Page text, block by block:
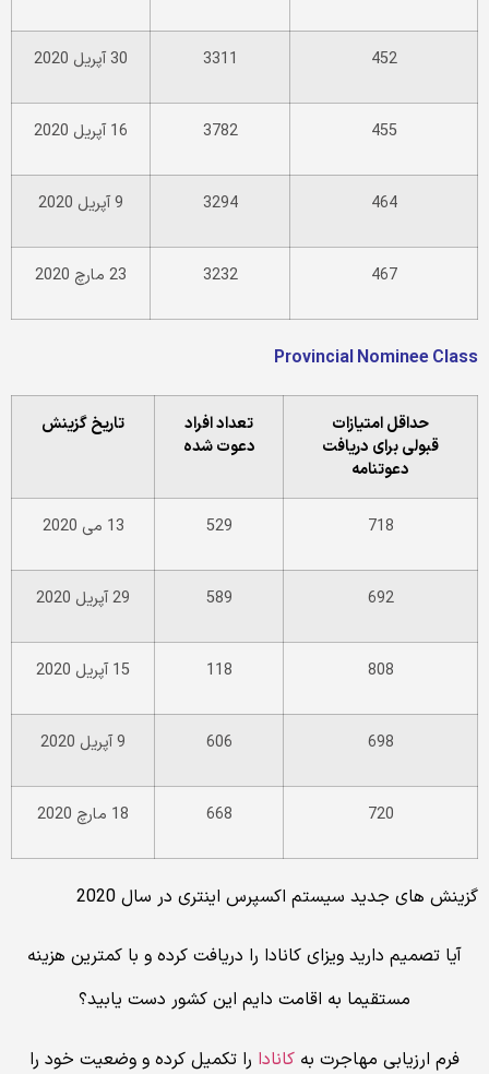
30 آپریل 2020 3311 452
16 آپریل 2020 3782 455
9 آپریل 2020 3294 464
23 مارچ 2020 3232 467
Provincial Nominee Class
تاریخ گزینش
تعداد افراد
دعوت شده
حداقل امتیازات
قبولیبرای دریافت
دعوتنامه
13 می 2020 529 718
29 آپریل 2020 589 692
15 آپریل 2020 118 808
9 آپریل 2020 606 698
18 مارچ 2020 668 720
گزینش های جدید سیستم اکسپرس اینتری در سال 2020
آیا تصمیم دارید ویزای کانادا را دریافت کرده و با کمترین هزینه
مستقیما به اقامت دایم این کشور دست یابید؟
فرم ارزیابی مهاجرت به کانادا را تکمیل کرده و وضعیت خود را